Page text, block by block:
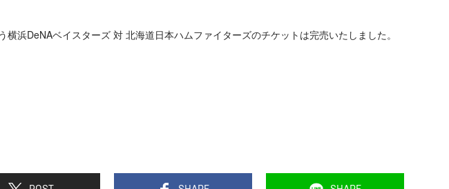
横浜DeNAベイスターズ 対 北海道日本ハムファイターズのチケットは完売いたしました。